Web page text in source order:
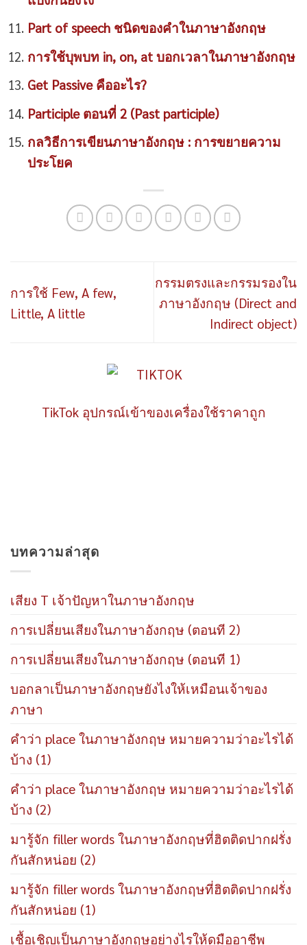
Part of speech ชนิดของคำในภาษาอังกฤษ
การใช้บุพบท in, on, at บอกเวลาในภาษาอังกฤษ
Get Passive คืออะไร?
Participle ตอนที่ 2 (Past participle)
กลวิธีการเขียนภาษาอังกฤษ : การขยายความ
ประโยค
การใช้ Few, A few,
Little, A little
กรรมตรงและกรรมรองใน
ภาษาอังกฤษ (Direct and
Indirect object)
TikTok อุปกรณ์เข้าของเครื่องใช้ราคาถูก
บทความล่าสุด
เสียง T เจ้าปัญหาในภาษาอังกฤษ
การเปลี่ยนเสียงในภาษาอังกฤษ (ตอนที 2)
การเปลี่ยนเสียงในภาษาอังกฤษ (ตอนที 1)
บอกลาเป็นภาษาอังกฤษยังไงให้เหมือนเจ้าของ
ภาษา
คำว่า place ในภาษาอังกฤษ หมายความว่าอะไรได้
บ้าง (1)
คำว่า place ในภาษาอังกฤษ หมายความว่าอะไรได้
บ้าง (2)
มารู้จัก filler words ในภาษาอังกฤษที่ฮิตติดปากฝรั่ง
กันสักหน่อย (2)
มารู้จัก filler words ในภาษาอังกฤษที่ฮิตติดปากฝรั่ง
กันสักหน่อย (1)
เชื้อเชิญเป็นภาษาอังกฤษอย่างไรให้ดูมืออาชีพ